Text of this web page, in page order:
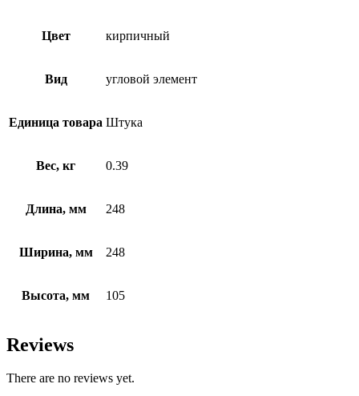
Цвет кирпичный
Вид угловой элемент
Единица товара Штука
Вес, кг 0.39
Длина, мм 248
Ширина, мм 248
Высота, мм 105
Reviews
There are no reviews yet.